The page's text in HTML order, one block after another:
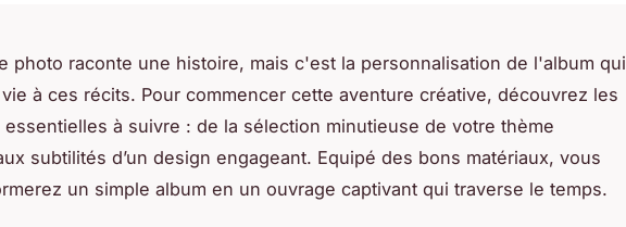
photo raconte une histoire, mais c'est la personnalisation de l'album qui
à ces récits. Pour commencer cette aventure créative, découvrez les
essentielles à suivre : de la sélection minutieuse de votre thème
subtilités d’un design engageant. Equipé des bons matériaux, vous
un simple album en un ouvrage captivant qui traverse le temps.